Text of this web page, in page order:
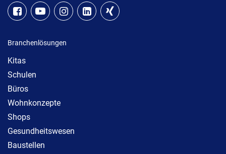
Branchenlösungen
Kitas
Schulen
Büros
Wohnkonzepte
Shops
Gesundheitswesen
Baustellen